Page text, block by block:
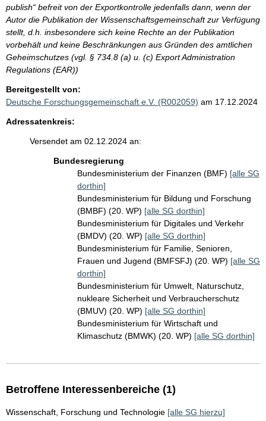
publish“ befreit von der Exportkontrolle jedenfalls dann, wenn der
Autor die Publikation der Wissenschaftsgemeinschaft zur Verfügung
stellt, d.h. insbesondere sich keine Rechte an der Publikation
vorbehält und keine Beschränkungen aus Gründen des amtlichen
Geheimschutzes (vgl. § 734.8 (a) u. (c) Export Administration
Regulations (EAR))
Bereitgestellt von:
Deutsche Forschungsgemeinschaft e.V. (R002059) am 17.12.2024
Adressatenkreis:
Versendet am 02.12.2024 an:
Bundesregierung
Bundesministerium der Finanzen (BMF) [alle SG
dorthin]
Bundesministerium für Bildung und Forschung
(BMBF) (20. WP) [alle SG dorthin]
Bundesministerium für Digitales und Verkehr
(BMDV) (20. WP) [alle SG dorthin]
Bundesministerium für Familie, Senioren,
Frauen und Jugend (BMFSFJ) (20. WP) [alle SG
dorthin]
Bundesministerium für Umwelt, Naturschutz,
nukleare Sicherheit und Verbraucherschutz
(BMUV) (20. WP) [alle SG dorthin]
Bundesministerium für Wirtschaft und
Klimaschutz (BMWK) (20. WP) [alle SG dorthin]
Betroffene Interessenbereiche (1)
Wissenschaft, Forschung und Technologie [alle SG hierzu]